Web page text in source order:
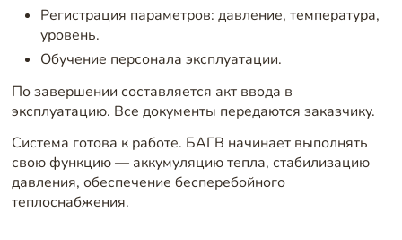
Регистрация параметров: давление, температура,
уровень.
Обучение персонала эксплуатации.
По завершении составляется акт ввода в
эксплуатацию. Все документы передаются заказчику.
Система готова к работе. БАГВ начинает выполнять
свою функцию — аккумуляцию тепла, стабилизацию
давления, обеспечение бесперебойного
теплоснабжения.